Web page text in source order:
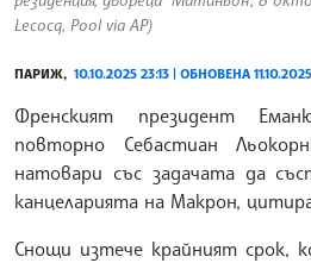
Lecocq, Pool via AP)
ПАРИЖ, 10.10.2025 23:13 | ОБНОВЕНА
Френският президент
повторно Себастиан
натовари със задачата да
канцеларията на Макрон,
Снощи изтече крайният срок,